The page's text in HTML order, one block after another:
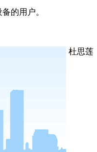
的用户。
杜思莲